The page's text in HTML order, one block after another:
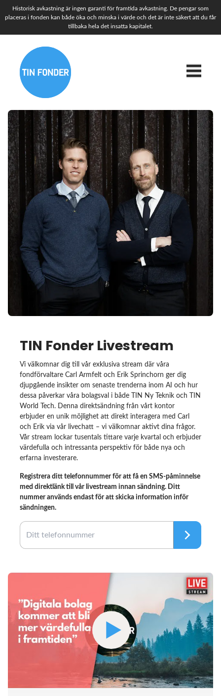
Historisk avkastning är ingen garanti för framtida avkastning. De pengar som
placeras i fonden kan både öka och minska i värde och det är inte säkert att du får
tillbaka hela det insatta kapitalet.
TIN Fonder Livestream
Vi välkomnar dig till vår exklusiva stream där våra
fondförvaltare Carl Armfelt och Erik Sprinchorn ger dig
djupgående insikter om senaste trenderna inom AI och hur
dessa påverkar våra bolagsval i både TIN Ny Teknik och TIN
World Tech. Denna direktsändning från vårt kontor
erbjuder en unik möjlighet att direkt interagera med Carl
och Erik via vår livechatt – vi välkomnar aktivt dina frågor.
Vår stream lockar tusentals tittare varje kvartal och erbjuder
värdefulla och intressanta perspektiv för både nya och
erfarna investerare.
Registrera ditt telefonnummer för att få en SMS-påminnelse
med direktlänk till vår livestream innan sändning. Ditt
nummer används endast för att skicka information inför
sändningen.